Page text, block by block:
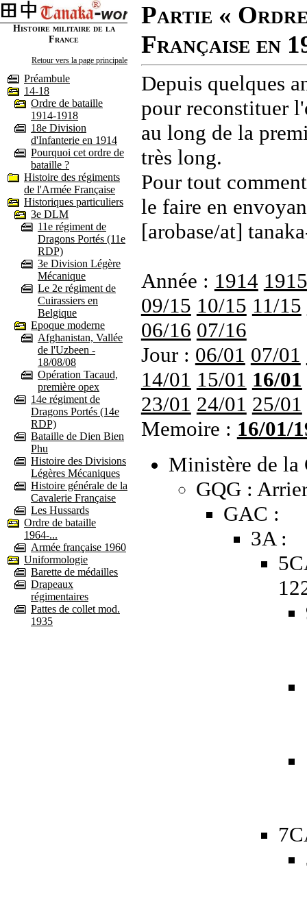
Histoire militaire de la
France
Retour vers la page principale
Préambule
14-18
Ordre de bataille
1914-1918
18e Division
d'Infanterie en 1914
Pourquoi cet ordre de
bataille ?
Histoire des régiments
de l'Armée Française
Historiques particuliers
3e DLM
11e régiment de
Dragons Portés (11e
RDP)
3e Division Légère
Mécanique
Le 2e régiment de
Cuirassiers en
Belgique
Epoque moderne
Afghanistan, Vallée
de l'Uzbeen -
18/08/08
Opération Tacaud,
première opex
14e régiment de
Dragons Portés (14e
RDP)
Bataille de Dien Bien
Phu
Histoire des Divisions
Légères Mécaniques
Histoire générale de la
Cavalerie Française
Les Hussards
Ordre de bataille
1964-...
Armée française 1960
Uniformologie
Barette de médailles
Drapeaux
régimentaires
Pattes de collet mod.
1935
Partie «
Française en
Depuis quelques
pour reconstituer
au long de la
très long.
Pour tout
le faire en
[arobase/at]
Année : 1914 1915
09/15 10/15 11/15
06/16 07/16
Jour : 06/01 07/01
14/01 15/01 16/01
23/01 24/01 25/01
Memoire : 16/01/
Ministère de la
GQG :
GAC :
3A :